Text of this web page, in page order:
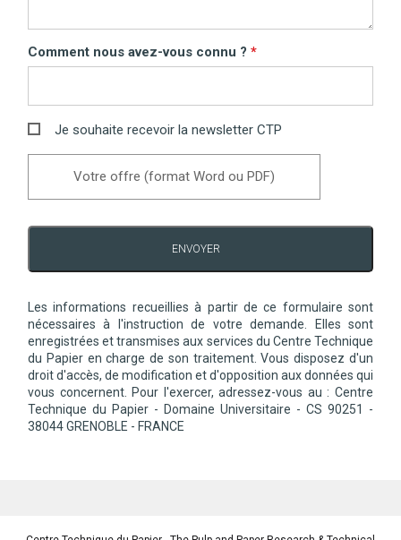
Comment nous avez-vous connu ?
Je souhaite recevoir la newsletter CTP
Votre offre (format Word ou PDF)
ENVOYER
Les informations recueillies à partir de ce formulaire sont
nécessaires à l'instruction de votre demande. Elles sont
enregistrées et transmises aux services du Centre Technique
du Papier en charge de son traitement. Vous disposez d'un
droit d'accès, de modification et d'opposition aux données qui
vous concernent. Pour l'exercer, adressez-vous au : Centre
Technique du Papier - Domaine Universitaire - CS 90251 -
38044 GRENOBLE - FRANCE